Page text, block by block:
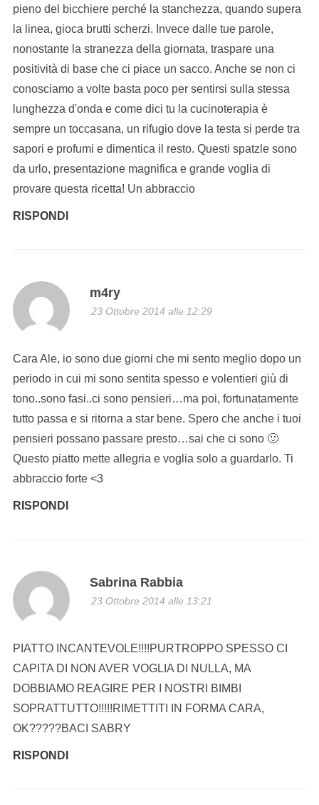
pieno del bicchiere perché la stanchezza, quando supera
la linea, gioca brutti scherzi. Invece dalle tue parole,
nonostante la stranezza della giornata, traspare una
positività di base che ci piace un sacco. Anche se non ci
conosciamo a volte basta poco per sentirsi sulla stessa
lunghezza d'onda e come dici tu la cucinoterapia è
sempre un toccasana, un rifugio dove la testa si perde tra
sapori e profumi e dimentica il resto. Questi spatzle sono
da urlo, presentazione magnifica e grande voglia di
provare questa ricetta! Un abbraccio
RISPONDI
m4ry
23 Ottobre 2014 alle 12:29
Cara Ale, io sono due giorni che mi sento meglio dopo un
periodo in cui mi sono sentita spesso e volentieri giù di
tono..sono fasi..ci sono pensieri…ma poi, fortunatamente
tutto passa e si ritorna a star bene. Spero che anche i tuoi
pensieri possano passare presto…sai che ci sono 🙂
Questo piatto mette allegria e voglia solo a guardarlo. Ti
abbraccio forte <3
RISPONDI
Sabrina Rabbia
23 Ottobre 2014 alle 13:21
PIATTO INCANTEVOLE!!!!PURTROPPO SPESSO CI
CAPITA DI NON AVER VOGLIA DI NULLA, MA
DOBBIAMO REAGIRE PER I NOSTRI BIMBI
SOPRATTUTTO!!!!!RIMETTITI IN FORMA CARA,
OK?????BACI SABRY
RISPONDI